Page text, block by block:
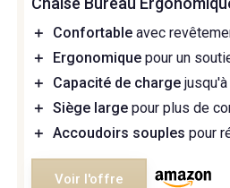
＋ Confortable avec
＋
Ergonomique pour un
＋
Capacité de charge
＋ Siège large pour plus de
＋ Accoudoirs souples pour
Voir l'offre